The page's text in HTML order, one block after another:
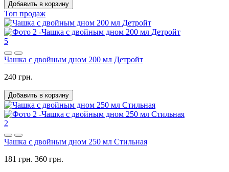
Добавить в корзину
Топ продаж
5
Чашка с двойным дном 200 мл Детройт
240 грн.
Добавить в корзину
2
Чашка с двойным дном 250 мл Стильная
181 грн. 360 грн.